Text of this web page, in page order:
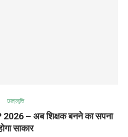
छात्रवृत्ति
– अब शिक्षक बनने का सपना
साकार